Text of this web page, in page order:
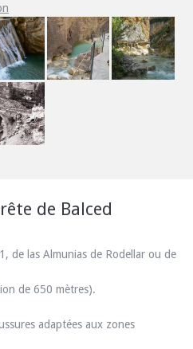
de Balced
de las Almunias de Rodellar ou de
de 650 mètres).
adaptées aux zones